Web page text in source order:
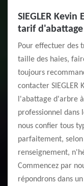
SIEGLER
tarif
Pour effectuer des
taille des haies,
toujours
contacter SIEGLER
l'abattage d'arbre
professionnel dans
nous confier tous
parfaitement,
renseignement,
Commencez par
répondrons dans